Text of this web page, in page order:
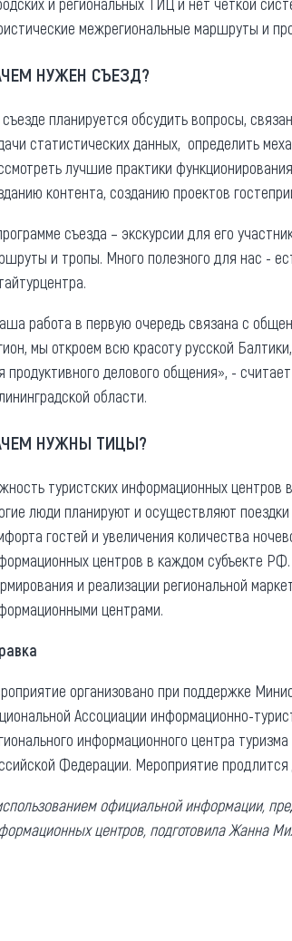
края
межрегиональные маршруты и
НУЖЕН СЪЕЗД?
планируется обсудить вопросы,
статистических данных, определить
лучшие практики
контента, созданию проектов
съезда – экскурсии для его
и тропы. Много полезного для нас -
работа в первую очередь связана с
мы откроем всю красоту русской
продуктивного делового общения», - считает
области.
НУЖНЫ ТИЦЫ?
туристских информационных центров
люди планируют и осуществляют
гостей и увеличения количества
центров в каждом субъекте
и реализации региональной
центрами.
организовано при поддержке
Ассоциации информационно-
информационного центра
Федерации. Мероприятие продлится
официальной информации,
центров, подготовила Жанна